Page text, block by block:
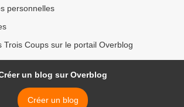
personnelles
Trois Coups sur le portail Overblog
un blog sur Overblog
Créer un blog